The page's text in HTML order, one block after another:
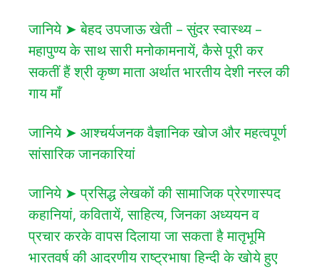
जानिये ➤ बेहद उपजाऊ खेती – सुंदर स्वास्थ्य –
महापुण्य के साथ सारी मनोकामनायें, कैसे पूरी कर
सकतीं हैं श्री कृष्ण माता अर्थात भारतीय देशी नस्ल की
गाय माँ
जानिये ➤ आश्चर्यजनक वैज्ञानिक खोज और महत्वपूर्ण
सांसारिक जानकारियां
जानिये ➤ प्रसिद्ध लेखकों की सामाजिक प्रेरणास्पद
कहानियां, कवितायें, साहित्य, जिनका अध्ययन व
प्रचार करके वापस दिलाया जा सकता है मातृभूमि
भारतवर्ष की आदरणीय राष्ट्रभाषा हिन्दी के खोये हुए